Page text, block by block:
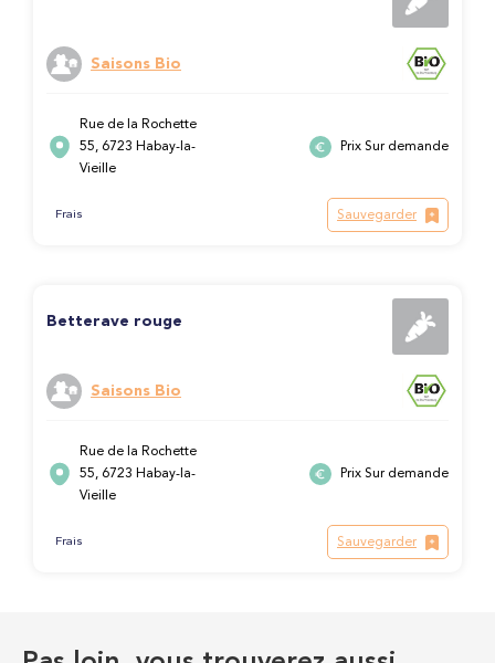
Saisons Bio
Rue de la Rochette
55, 6723 Habay-la-
Vieille
Prix Sur demande
Frais Sauvegarder
Betterave rouge
Saisons Bio
Rue de la Rochette
55, 6723 Habay-la-
Vieille
Prix Sur demande
Frais Sauvegarder